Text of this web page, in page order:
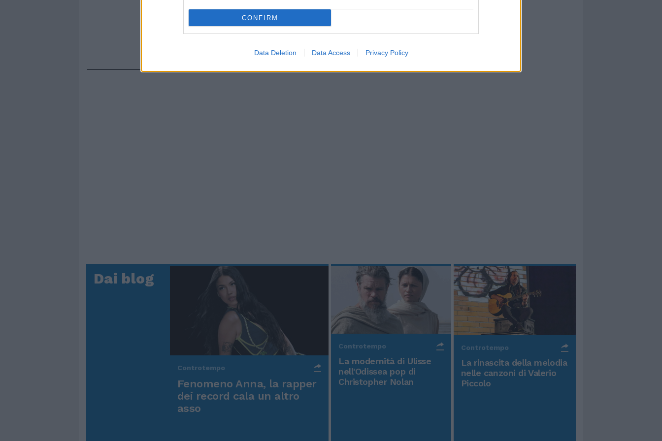
CONFIRM
Data Deletion Data Access Privacy Policy
Dai blog
Controtempo
Fenomeno Anna, la rapper
dei record cala un altro
asso
Controtempo
La modernità di Ulisse
nell'Odissea pop di
Christopher Nolan
Controtempo
La rinascita della melodia
nelle canzoni di Valerio
Piccolo